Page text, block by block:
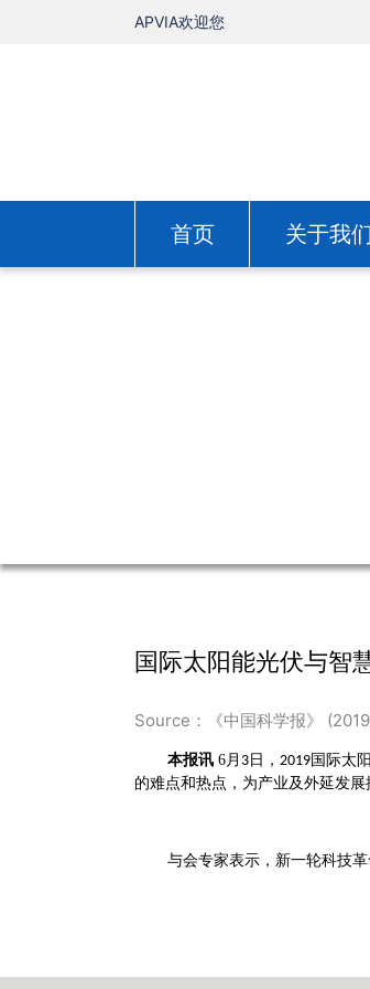
APVIA欢迎您
首页 关于我们
国际太阳能光伏与智
Source：《中国科学报》
本报讯 6月 3 日， 2019国际太
的难点和热点，为产业及外延发展
与会专家表示，新一轮科技